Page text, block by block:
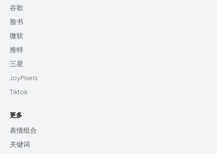
谷歌
脸书
微软
推特
三星
JoyPixels
Tiktok
更多
表情组合
关键词